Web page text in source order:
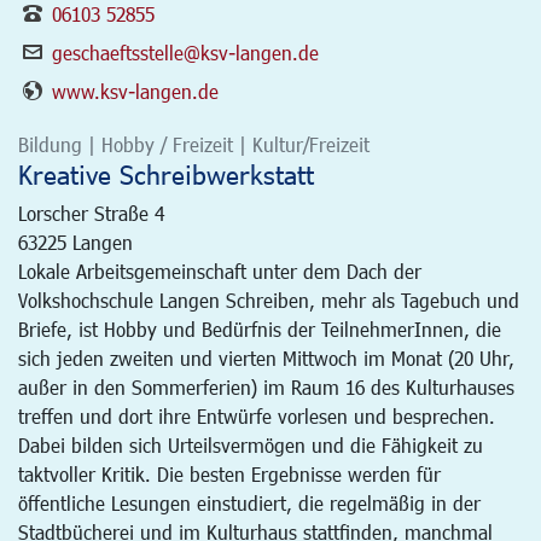
06103 52855
geschaeftsstelle@ksv-langen.de
www.ksv-langen.de
Bildung | Hobby / Freizeit | Kultur/Freizeit
Kreative Schreibwerkstatt
Lorscher Straße 4
63225 Langen
Lokale Arbeitsgemeinschaft unter dem Dach der
Volkshochschule Langen Schreiben, mehr als Tagebuch und
Briefe, ist Hobby und Bedürfnis der TeilnehmerInnen, die
sich jeden zweiten und vierten Mittwoch im Monat (20 Uhr,
außer in den Sommerferien) im Raum 16 des Kulturhauses
treffen und dort ihre Entwürfe vorlesen und besprechen.
Dabei bilden sich Urteilsvermögen und die Fähigkeit zu
taktvoller Kritik. Die besten Ergebnisse werden für
öffentliche Lesungen einstudiert, die regelmäßig in der
Stadtbücherei und im Kulturhaus stattfinden, manchmal